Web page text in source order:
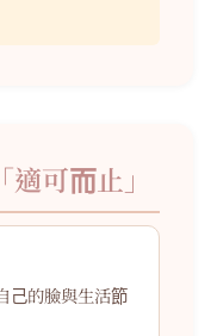
可而止」
己的臉與生活節